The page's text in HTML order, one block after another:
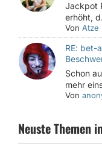
Jackpot
erhöht,
VonAtze
RE: bet-
Schon
mehr
Von
Neuste Themen